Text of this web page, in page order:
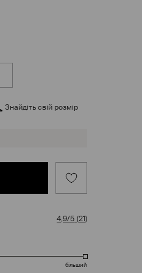
Знайдіть свій розмір
4,9/5 (21)
більший